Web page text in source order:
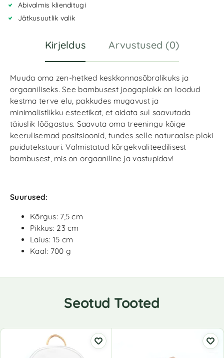
:
Abivalmis klienditugi
Jätkusuutlik valik
Kirjeldus Arvustused (0)
Muuda oma zen-hetked keskkonnasõbralikuks ja
orgaaniliseks. See bambusest joogaplokk on loodud
kestma terve elu, pakkudes mugavust ja
minimalistlikku esteetikat, et aidata sul saavutada
täiuslik lõõgastus. Saavuta oma treeningu kõige
keerulisemad positsioonid, tundes selle naturaalse ploki
puidutekstuuri. Valmistatud kõrgekvaliteedilisest
bambusest, mis on orgaaniline ja vastupidav!
Suurused:
Kõrgus: 7,5 cm
Pikkus: 23 cm
Laius: 15 cm
Kaal: 700 g
Seotud Tooted